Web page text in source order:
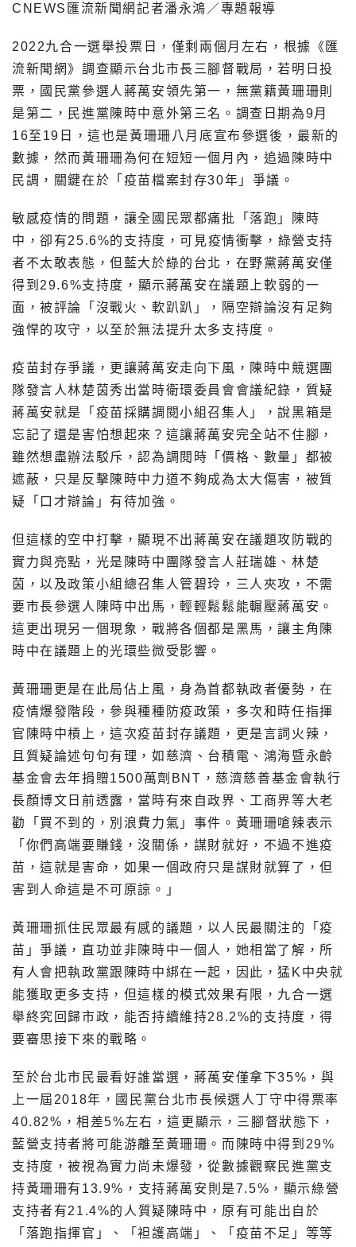
CNEWS匯流新聞網記者潘永鴻／專題報導
2022九合一選舉投票日，僅剩兩個月左右，根據《匯
流新聞網》調查顯示台北市長三腳督戰局，若明日投
票，國民黨參選人蔣萬安領先第一，無黨籍黃珊珊則
是第二，民進黨陳時中意外第三名。調查日期為9月
16至19日，這也是黃珊珊八月底宣布參選後，最新的
數據，然而黃珊珊為何在短短一個月內，追過陳時中
民調，關鍵在於「疫苗檔案封存30年」爭議。
敏感疫情的問題，讓全國民眾都痛批「落跑」陳時
中，卻有25.6%的支持度，可見疫情衝擊，綠營支持
者不太敢表態，但藍大於綠的台北，在野黨蔣萬安僅
得到29.6%支持度，顯示蔣萬安在議題上軟弱的一
面，被評論「沒戰火、軟趴趴」，隔空辯論沒有足夠
強悍的攻守，以至於無法提升太多支持度。
疫苗封存爭議，更讓蔣萬安走向下風，陳時中競選團
隊發言人林楚茵秀出當時衛環委員會會議紀錄，質疑
蔣萬安就是「疫苗採購調閱小組召集人」，說黑箱是
忘記了還是害怕想起來？這讓蔣萬安完全站不住腳，
雖然想盡辦法駁斥，認為調閱時「價格、數量」都被
遮蔽，只是反擊陳時中力道不夠成為太大傷害，被質
疑「口才辯論」有待加強。
但這樣的空中打擊，顯現不出蔣萬安在議題攻防戰的
實力與亮點，光是陳時中團隊發言人莊瑞雄、林楚
茵，以及政策小組總召集人管碧玲，三人夾攻，不需
要市長參選人陳時中出馬，輕輕鬆鬆能輾壓蔣萬安。
這更出現另一個現象，戰將各個都是黑馬，讓主角陳
時中在議題上的光環些微受影響。
黃珊珊更是在此局佔上風，身為首都執政者優勢，在
疫情爆發階段，參與種種防疫政策，多次和時任指揮
官陳時中槓上，這次疫苗封存議題，更是言詞火辣，
且質疑論述句句有理，如慈濟、台積電、鴻海暨永齡
基金會去年捐贈1500萬劑BNT，慈濟慈善基金會執行
長顏博文日前透露，當時有來自政界、工商界等大老
勸「買不到的，別浪費力氣」事件。黃珊珊嗆辣表示
「你們高端要賺錢，沒關係，謀財就好，不過不進疫
苗，這就是害命，如果一個政府只是謀財就算了，但
害到人命這是不可原諒。」
黃珊珊抓住民眾最有感的議題，以人民最關注的「疫
苗」爭議，直功並非陳時中一個人，她相當了解，所
有人會把執政黨跟陳時中綁在一起，因此，猛K中央就
能獲取更多支持，但這樣的模式效果有限，九合一選
舉終究回歸市政，能否持續維持28.2%的支持度，得
要審思接下來的戰略。
至於台北市民最看好誰當選，蔣萬安僅拿下35%，與
上一屆2018年，國民黨台北市長候選人丁守中得票率
40.82%，相差5%左右，這更顯示，三腳督狀態下，
藍營支持者將可能游離至黃珊珊。而陳時中得到29%
支持度，被視為實力尚未爆發，從數據觀察民進黨支
持黃珊珊有13.9%，支持蔣萬安則是7.5%，顯示綠營
支持者有21.4%的人質疑陳時中，原有可能出自於
「落跑指揮官」、「袒護高端」、「疫苗不足」等等